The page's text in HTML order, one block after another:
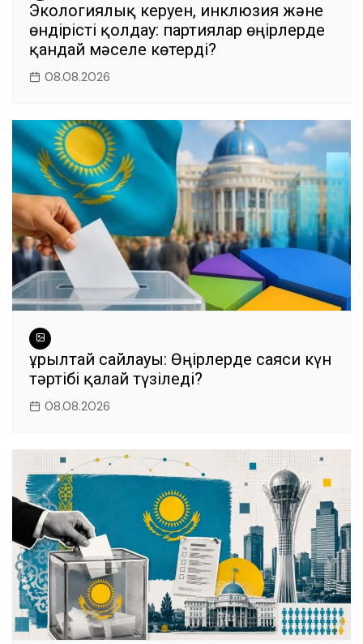
Экологиялық керуен, инклюзия және
өндірісті қолдау: партиялар өңірлерде
қандай мәселе көтерді?
08.08.2026
Құрылтай сайлауы: Өңірлерде саяси күн
тәртібі қалай түзіледі?
08.08.2026